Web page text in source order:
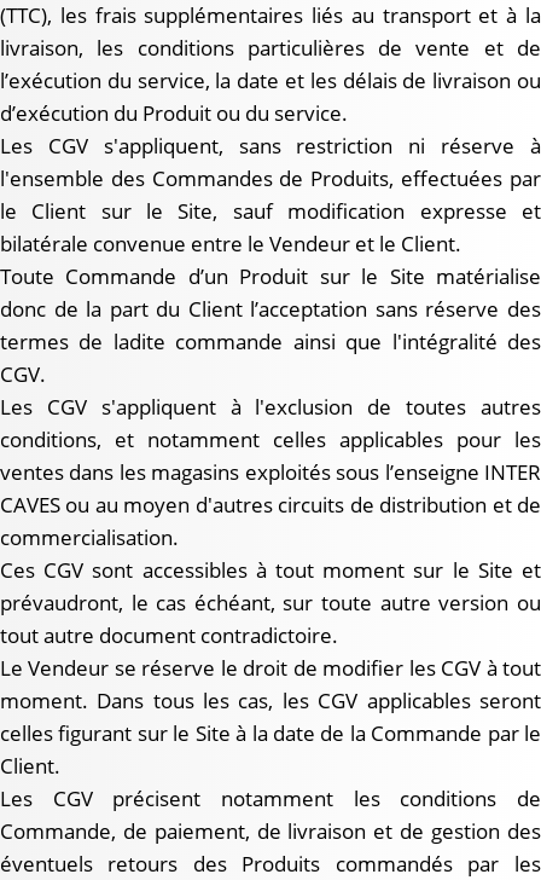
(TTC), les frais supplémentaires liés au transport et à la
livraison, les conditions particulières de vente et de
l’exécution du service, la date et les délais de livraison ou
d’exécution du Produit ou du service.
Les CGV s'appliquent, sans restriction ni réserve à
l'ensemble des Commandes de Produits, effectuées par
le Client sur le Site, sauf modification expresse et
bilatérale convenue entre le Vendeur et le Client.
Toute Commande d’un Produit sur le Site matérialise
donc de la part du Client l’acceptation sans réserve des
termes de ladite commande ainsi que l'intégralité des
CGV.
Les CGV s'appliquent à l'exclusion de toutes autres
conditions, et notamment celles applicables pour les
ventes dans les magasins exploités sous l’enseigne INTER
CAVES ou au moyen d'autres circuits de distribution et de
commercialisation.
Ces CGV sont accessibles à tout moment sur le Site et
prévaudront, le cas échéant, sur toute autre version ou
tout autre document contradictoire.
Le Vendeur se réserve le droit de modifier les CGV à tout
moment. Dans tous les cas, les CGV applicables seront
celles figurant sur le Site à la date de la Commande par le
Client.
Les CGV précisent notamment les conditions de
Commande, de paiement, de livraison et de gestion des
éventuels retours des Produits commandés par les